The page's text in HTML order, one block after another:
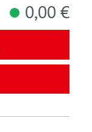
0,00 €